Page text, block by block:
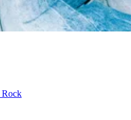
Rock